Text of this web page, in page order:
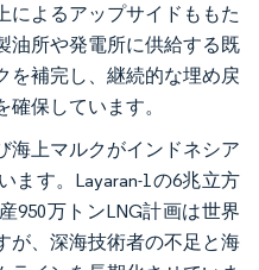
によるアップサイドももた
油所や発電所に供給する既
を補完し、継続的な埋め戻
保しています。
海上マルクがインドネシア
ます。Layaran-1の6兆立方
950万トンLNG計画は世界
が、深海技術者の不足と海